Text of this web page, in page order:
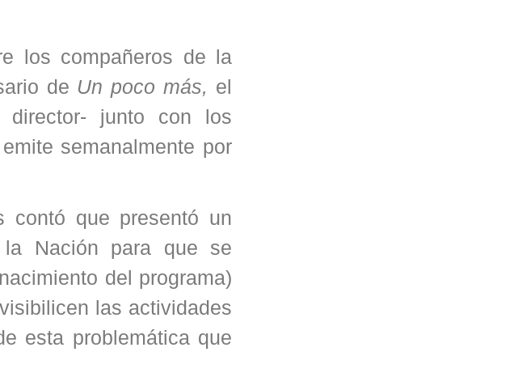
los compañeros de la
de Un poco más, el
director- junto con los
semanalmente por
contó que presentó un
Nación para que se
del programa)
las actividades
esta problemática que